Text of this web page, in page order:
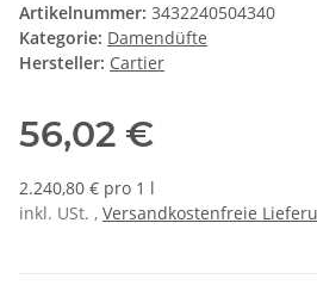
Artikelnummer: 3432240504340
Kategorie: Damendüfte
Hersteller: Cartier
56,02 €
2.240,80 € pro 1 l
inkl. USt. , Versandkostenfreie